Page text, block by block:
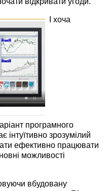
І хоча
програмного
інтуїтивно зрозумілий
ефективно працювати
можливості
вбудовану